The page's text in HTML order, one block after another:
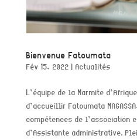
Bienvenue Fatoumata
Fév 15, 2022 | Actualités
L’équipe de la Marmite
d’accueillir Fatoumata
compétences de l’association
d’Assistante administrative.